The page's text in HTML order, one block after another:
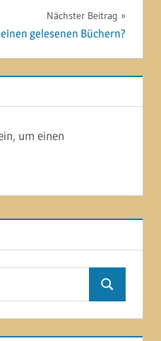
Nächster Beitrag
gelesenen Büchern?
um einen
Suchen